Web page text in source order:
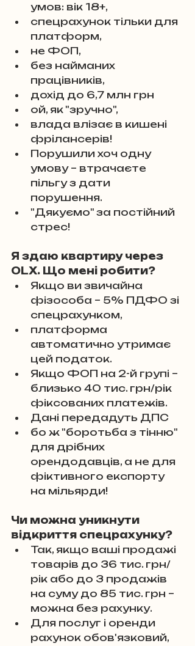
умов: вік 18+,
спецрахунок тільки для
платформ,
не ФОП,
без найманих
працівників,
дохід до 6,7 млн грн
ой, як "зручно",
влада влізає в кишені
фрілансерів!
Порушили хоч одну
умову – втрачаєте
пільгу з дати
порушення.
"Дякуємо" за постійний
стрес!
Я здаю квартиру через
OLX. Що мені робити?
Якщо ви звичайна
фізособа – 5% ПДФО зі
спецрахунком,
платформа
автоматично утримає
цей податок.
Якщо ФОП на 2-й групі –
близько 40 тис. грн/рік
фіксованих платежів.
Дані передадуть ДПС
бо ж "боротьба з тінню"
для дрібних
орендодавців, а не для
фіктивного експорту
на мільярди!
Чи можна уникнути
відкриття спецрахунку?
Так, якщо ваші продажі
товарів до 36 тис. грн/
рік або до 3 продажів
на суму до 85 тис. грн –
можна без рахунку.
Для послуг і оренди
рахунок обов'язковий,